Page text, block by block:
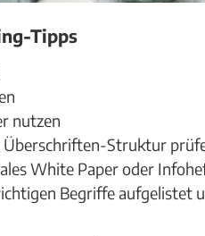
Tipps
nutzen
Struktur
White Paper oder
Begriffe aufgelistet